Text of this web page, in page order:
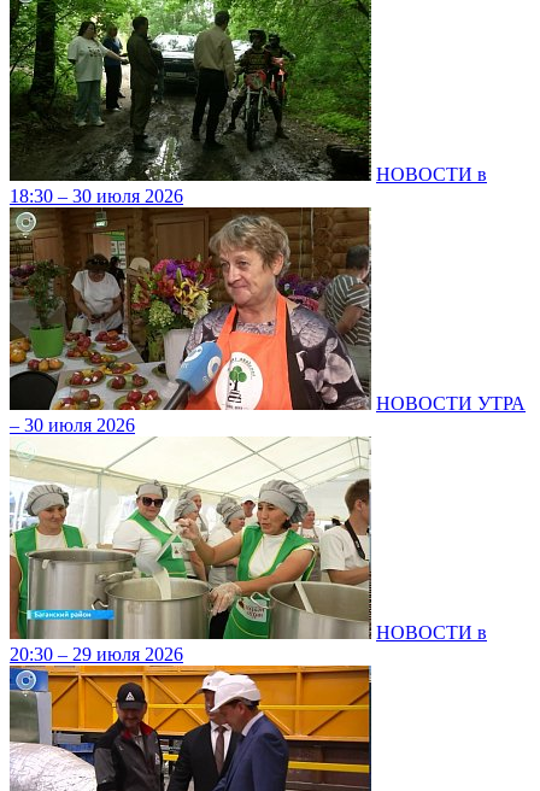
НОВОСТИ в
18:30 – 30 июля 2026
НОВОСТИ УТРА
– 30 июля 2026
НОВОСТИ в
20:30 – 29 июля 2026